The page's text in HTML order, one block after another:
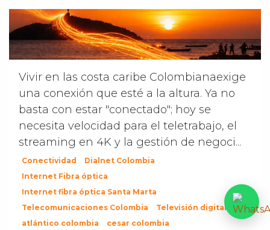
Vivir en las costa caribe Colombianaexige
una conexión que esté a la altura. Ya no
basta con estar "conectado"; hoy se
necesita velocidad para el teletrabajo, el
streaming en 4K y la gestión de negoci...
Conectividad
Dialnet Colombia
Internet Fibra óptica
Internet fibra óptica Santa Marta
Telecomunicaciones Colombia
Televisión digital
atlántico colombia
cesar colombia